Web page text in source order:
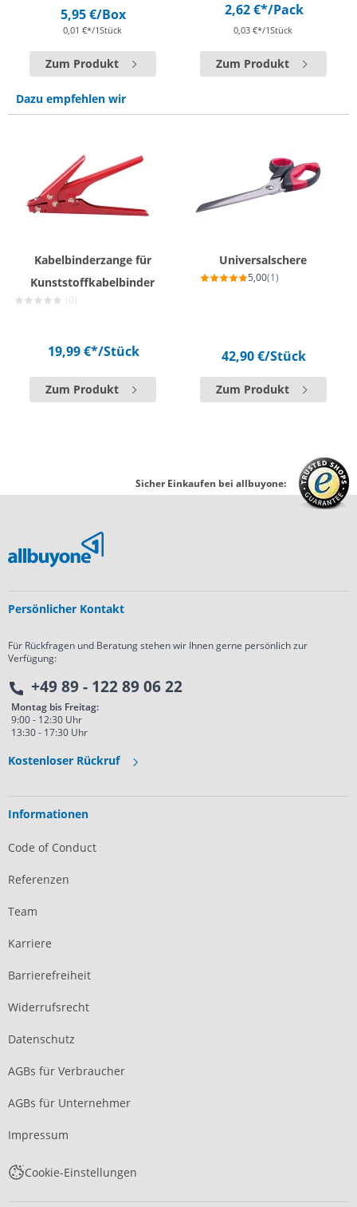
5,95 €/Box
0,01 €*/1Stück
Zum Produkt
2,62 €*/Pack
0,03 €*/1Stück
Zum Produkt
Dazu empfehlen wir
Kabelbinderzange für
Kunststoffkabelbinder
(0)
19,99 €*/Stück
Zum Produkt
Universalschere
5,00(1)
42,90 €/Stück
Zum Produkt
Sicher Einkaufen bei allbuyone:
Persönlicher Kontakt
Für Rückfragen und Beratung stehen wir Ihnen gerne persönlich zur
Verfügung:
+49 89 - 122 89 06 22
Montag bis Freitag:
9:00 - 12:30 Uhr
13:30 - 17:30 Uhr
Kostenloser Rückruf
Informationen
Code of Conduct
Referenzen
Team
Karriere
Barrierefreiheit
Widerrufsrecht
Datenschutz
AGBs für Verbraucher
AGBs für Unternehmer
Impressum
Cookie-Einstellungen